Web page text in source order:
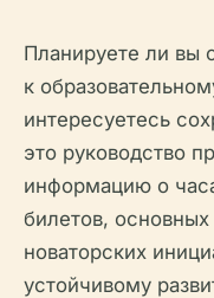
Планируете ли вы
к
интересуетесь
это руководство
информацию о
билетов,
новаторских
устойчивому